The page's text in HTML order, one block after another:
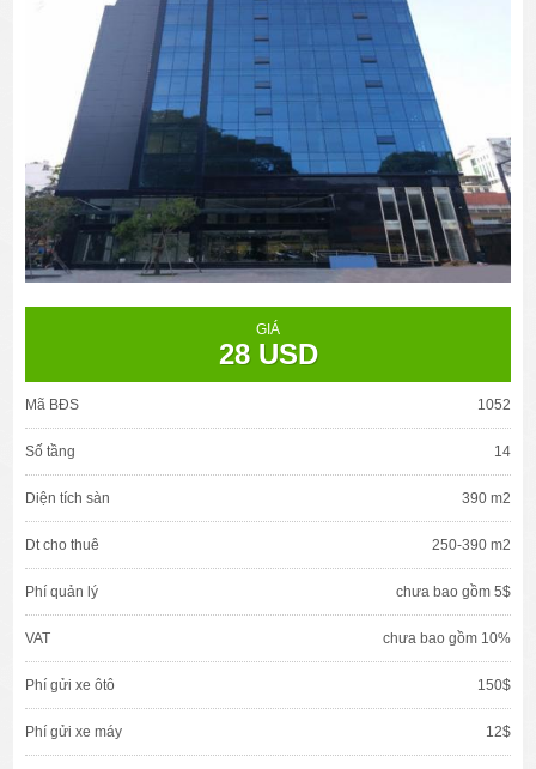
GIÁ
28 USD
Mã BĐS 1052
Số tầng 14
Diện tích sàn 390 m2
Dt cho thuê 250-390 m2
Phí quản lý chưa bao gồm 5$
VAT chưa bao gồm 10%
Phí gửi xe ôtô 150$
Phí gửi xe máy 12$